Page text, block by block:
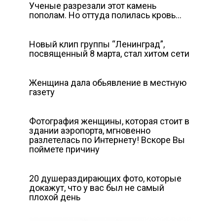
Ученые разрезали этот камень
пополам. Но оттуда полилась кровь…
Новый клип группы “Ленинград”,
посвященный 8 марта, стал хитом сети
Женщина дала обьявление в местную
газету
Фотография женщины, которая стоит в
здании аэропорта, мгновенно
разлетелась по Интернету! Вскоре Вы
поймете причину
20 душераздирающих фото, которые
докажут, что у вас был не самый
плохой день